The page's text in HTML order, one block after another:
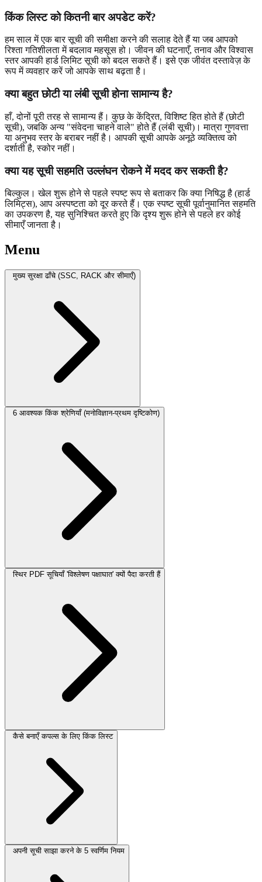
किंक लिस्ट को कितनी बार अपडेट करें?
हम साल में एक बार सूची की समीक्षा करने की सलाह देते हैं या जब आपको
रिश्ता गतिशीलता में बदलाव महसूस हो। जीवन की घटनाएँ, तनाव और विश्वास
स्तर आपकी हार्ड लिमिट सूची को बदल सकते हैं। इसे एक जीवंत दस्तावेज़ के
रूप में व्यवहार करें जो आपके साथ बढ़ता है।
क्या बहुत छोटी या लंबी सूची होना सामान्य है?
हाँ, दोनों पूरी तरह से सामान्य हैं। कुछ के केंद्रित, विशिष्ट हित होते हैं (छोटी
सूची), जबकि अन्य "संवेदना चाहने वाले" होते हैं (लंबी सूची)। मात्रा गुणवत्ता
या अनुभव स्तर के बराबर नहीं है। आपकी सूची आपके अनूठे व्यक्तित्व को
दर्शाती है, स्कोर नहीं।
क्या यह सूची सहमति उल्लंघन रोकने में मदद कर सकती है?
बिल्कुल। खेल शुरू होने से पहले स्पष्ट रूप से बताकर कि क्या निषिद्ध है (हार्ड
लिमिट्स), आप अस्पष्टता को दूर करते हैं। एक स्पष्ट सूची पूर्वानुमानित सहमति
का उपकरण है, यह सुनिश्चित करते हुए कि दृश्य शुरू होने से पहले हर कोई
सीमाएँ जानता है।
Menu
मुख्य सुरक्षा ढाँचे (SSC, RACK और सीमाएँ)
6 आवश्यक किंक श्रेणियाँ (मनोविज्ञान-प्रथम दृष्टिकोण)
स्थिर PDF सूचियाँ 'विश्लेषण पक्षाघात' क्यों पैदा करती हैं
कैसे बनाएँ कपल्स के लिए किंक लिस्ट
अपनी सूची साझा करने के 5 स्वर्णिम नियम